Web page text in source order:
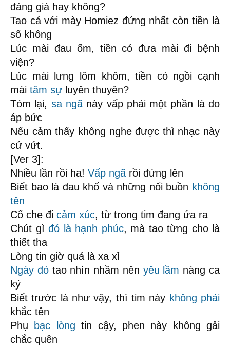
đáng giá hay không?
Tao cá với mày Homiez đứng nhất còn tiền là
số không
Lúc mài đau ốm, tiền có đưa mài đi bệnh
viện?
Lúc mài lưng lôm khôm, tiền có ngồi cạnh
mài tâm sự luyên thuyên?
Tóm lại, sa ngãnày vấp phải một phần là do
áp bức
Nếu cảm thấy không nghe được thì nhạc này
cứ vứt.
[Ver 3]:
Nhiều lần rồi ha! Vấp ngã rồi đứng lên
Biết bao là đau khổ và những nổi buồn không
tên
Cố che đi cảm xúc, từ trong tim đang ứa ra
Chút gì đó là hạnh phúc, mà tao từng cho là
thiết tha
Lòng tin giờ quá là xa xỉ
Ngày đótao nhìn nhầm nên yêu lầm nàng ca
kỷ
Biết trước là như vậy, thì tim này không phải
khắc tên
Phụ
bạc lòng tin cậy, phen này không gải
chắc quên